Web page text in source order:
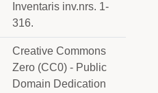
Inventaris inv.nrs. 1-
316.
Creative Commons
Zero (CC0) - Public
Domain Dedication